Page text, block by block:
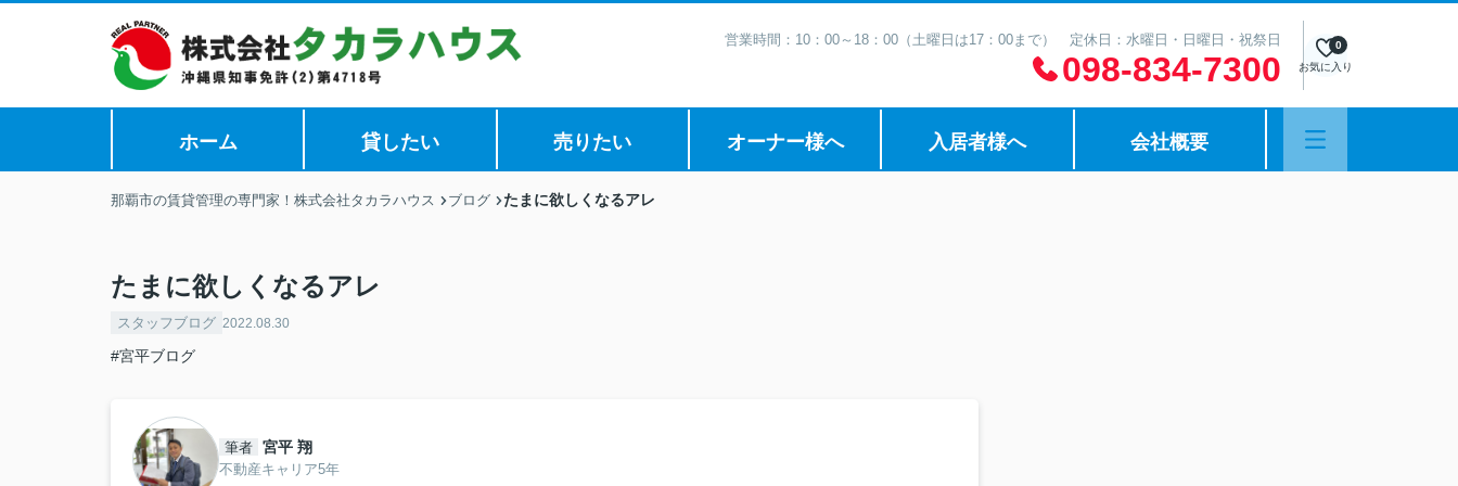
営業時間：10：00～18：00（土曜日は17：00まで） 定休日：水曜日・日曜日・祝祭日
098-834-7300 お気に入り
0
ホーム 貸したい 売りたい オーナー様へ 入居者様へ 会社概要
那覇市の賃貸管理の専門家！株式会社タカラハウス ブログ たまに欲しくなるアレ
たまに欲しくなるアレ
スタッフブログ 2022.08.30
#宮平ブログ
筆者 宮平 翔
不動産キャリア5年